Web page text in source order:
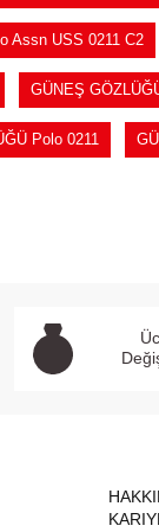
Assn USS 0211 C2
GÜNEŞ
Polo 0211